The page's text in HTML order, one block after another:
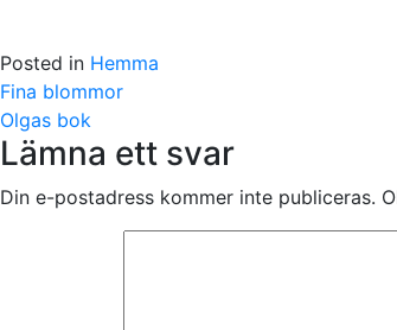
Posted in Hemma
Post
navigation
Fina blommor
Olgas bok
Lämna ett svar
Din e-postadress kommer inte publiceras.